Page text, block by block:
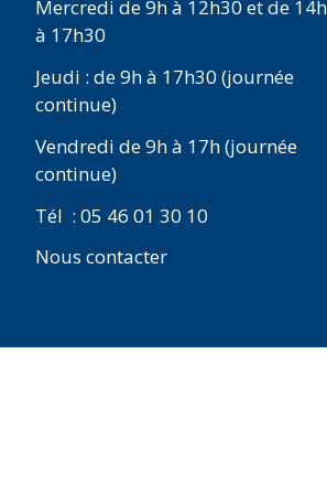
Mercredi de 9h à 12h30 et de
à 17h30
Jeudi : de 9h à 17h30 (journée
continue)
Vendredi de 9h à 17h (journée
continue)
Tél : 05 46 01 30 10
Nous contacter